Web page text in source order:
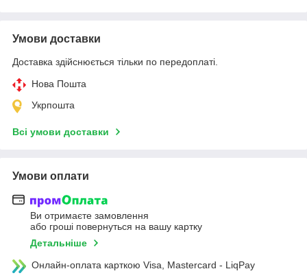
Умови доставки
Доставка здійснюється тільки по передоплаті.
Нова Пошта
Укрпошта
Всі умови доставки
Умови оплати
Ви отримаєте замовлення
або гроші повернуться на вашу картку
Детальніше
Онлайн-оплата карткою Visa, Mastercard - LiqPay